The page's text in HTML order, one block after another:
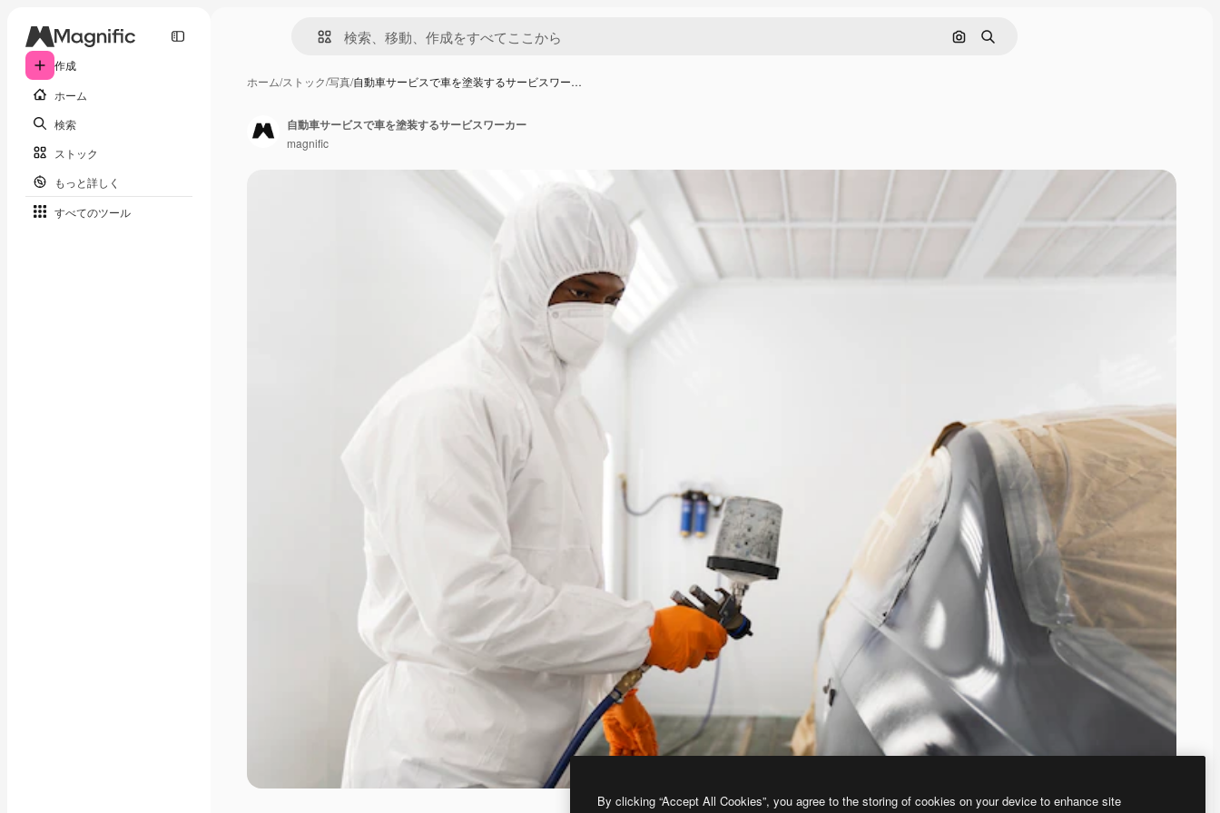
作成
ホーム
検索
ストック
もっと詳しく
すべてのツール
画像で検索
検索
ホーム/ストック/写真/自動車サービスで車を塗装するサービスワー…
自動車サービスで車を塗装するサービスワーカー
magnific
By clicking “Accept All Cookies”, you agree to the storing of cookies on your device to enhance site